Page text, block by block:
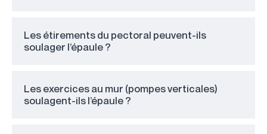
Les étirements du pectoral peuvent-ils
soulager l’épaule ?
Les exercices au mur (pompes verticales)
soulagent-ils l’épaule ?